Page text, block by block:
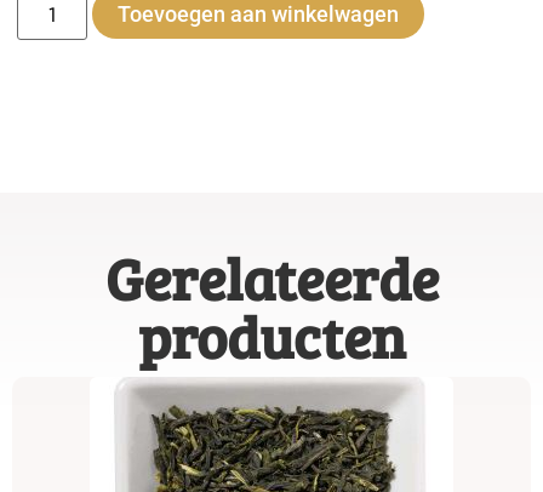
Toevoegen aan winkelwagen
Gerelateerde
producten